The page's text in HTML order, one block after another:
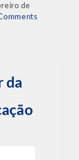
de
da